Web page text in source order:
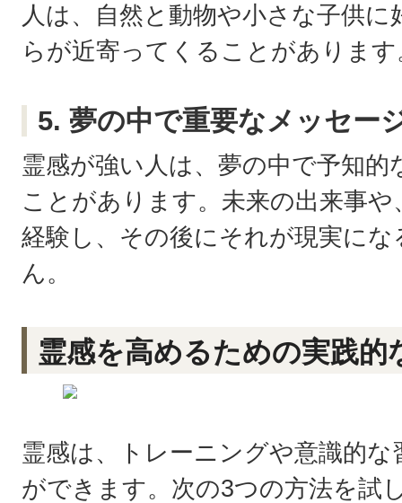
人は、自然と動物や小さな子供
らが近寄ってくることがあります
5. 夢の中で重要なメッセー
霊感が強い人は、夢の中で予知
ことがあります。未来の出来事
経験し、その後にそれが現実に
ん。
霊感を高めるための実践的
霊感は、トレーニングや意識的
ができます。次の3つの方法を試